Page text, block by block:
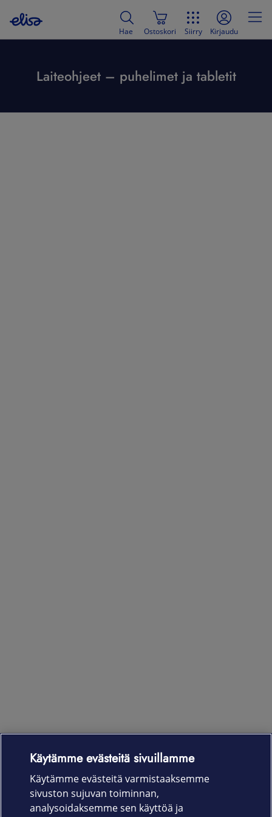
Hae Ostoskori Siirry Kirjaudu
Laiteohjeet – puhelimet ja tabletit
Laitteet & liittymät
Palvelut
Käytämme evästeitä sivuillamme
Käytämme evästeitä varmistaaksemme
sivuston sujuvan toiminnan,
analysoidaksemme sen käyttöä ja